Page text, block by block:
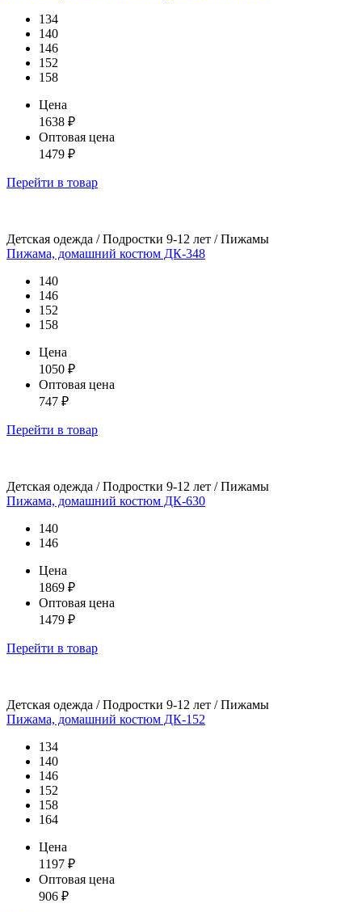
134
140
146
152
158
Цена
1638 ₽
Оптовая цена
1479 ₽
Перейти в товар
Детская одежда / Подростки 9-12 лет / Пижамы
Пижама, домашний костюм ДК-348
140
146
152
158
Цена
1050 ₽
Оптовая цена
747 ₽
Перейти в товар
Детская одежда / Подростки 9-12 лет / Пижамы
Пижама, домашний костюм ДК-630
140
146
Цена
1869 ₽
Оптовая цена
1479 ₽
Перейти в товар
Детская одежда / Подростки 9-12 лет / Пижамы
Пижама, домашний костюм ДК-152
134
140
146
152
158
164
Цена
1197 ₽
Оптовая цена
906 ₽